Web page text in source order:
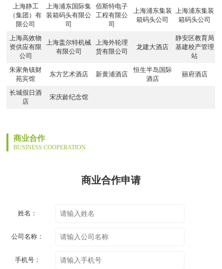
上海静工
（集团）有
限公司
上海浦东国际集
装箱码头有限公
司
佰斯特电子
工程有限公
司
上海浦东集装
箱码头公司
上海浦东集装
箱码头公司
上海高效物
资供应有限
公司
上海盖尔特机械
有限公司
上海外轮理
货有限公司
龙建大酒店
静安区教育局
基建校产管理
站
朱家角镇财
苑宾馆
东方艺术酒店 新黄浦酒店
恒生半岛国际
酒店
丽府酒店
长城假日酒
店
宋庆龄纪念馆
商业合作
BUSINESS COOPERATION
商业合作申请
姓名：
公司名称：
手机号：